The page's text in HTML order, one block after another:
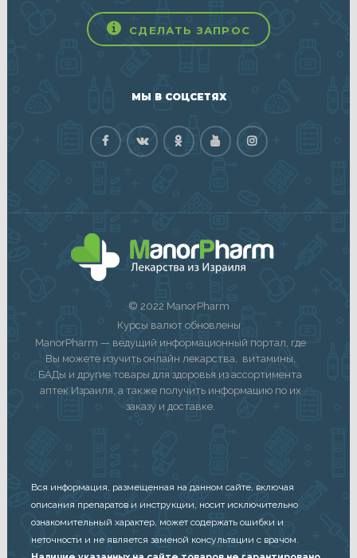
СДЕЛАТЬ ЗАПРОС
МЫ В СОЦСЕТЯХ
© 2022 ManorPharm
Курсы валют обновлены
ManorPharm — ведущий информационный портал, где
Вы можете изучить онлайн лекарства, витамины,
БАДы и другие товары для здоровья из ассортимента
аптек Израиля, а также получить информацию по их
заказу и доставке.
Вся информация, размещенная на данном сайте, включая
описания препаратов и инструкции, носит исключительно
ознакомительный характер, может содержать ошибки и
неточности и не является заменой консультации с врачом.